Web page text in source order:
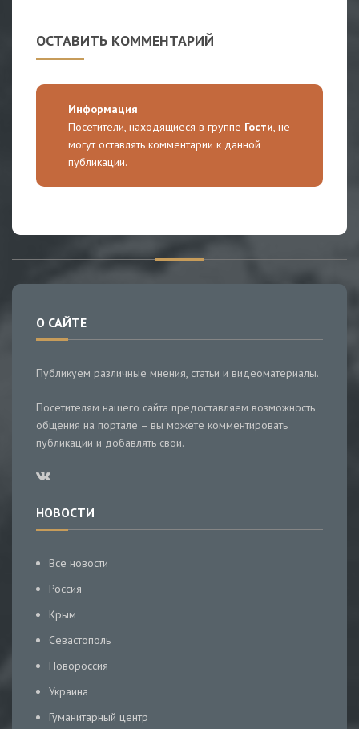
ОСТАВИТЬ КОММЕНТАРИЙ
Информация
Посетители, находящиеся в группе Гости, не
могут оставлять комментарии к данной
публикации.
О САЙТЕ
Публикуем различные мнения, статьи и видеоматериалы.
Посетителям нашего сайта предоставляем возможность
общения на портале – вы можете комментировать
публикации и добавлять свои.
НОВОСТИ
Все новости
Россия
Крым
Севастополь
Новороссия
Украина
Гуманитарный центр